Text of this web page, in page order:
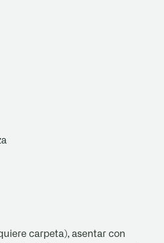
carpeta), asentar con